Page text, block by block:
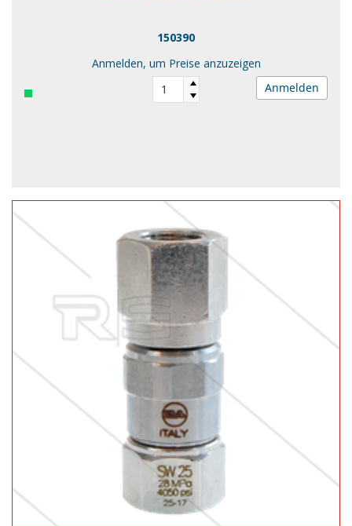
150390
Anmelden, um Preise anzuzeigen
Anmelden